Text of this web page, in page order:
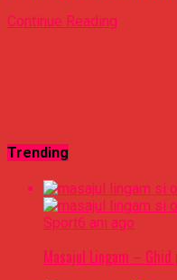
Continue Reading
Trending
Sport6 ani ago
Masajul Lingam –